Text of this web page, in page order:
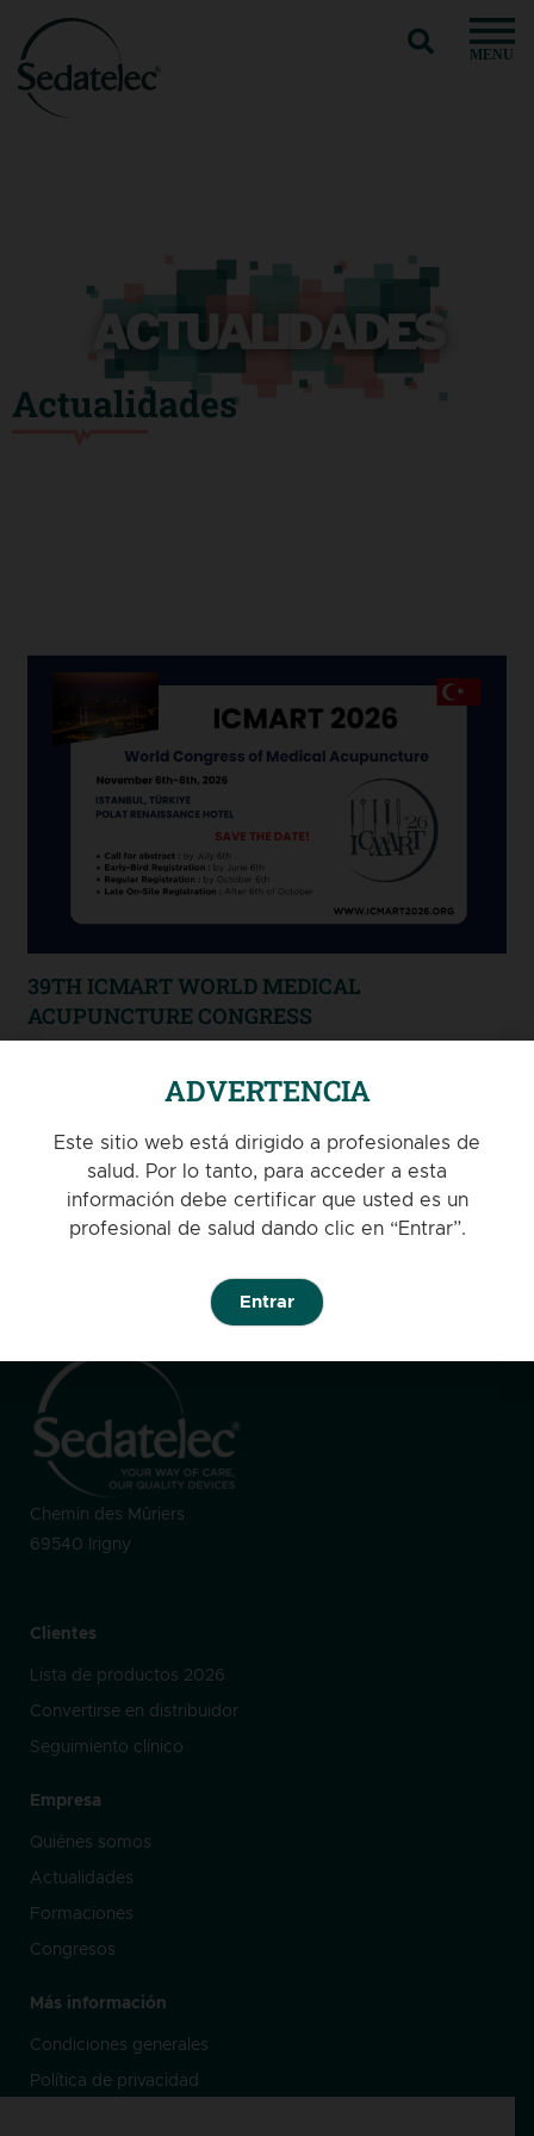
MENU
Actualidades
39TH ICMART WORLD MEDICAL
ACUPUNCTURE CONGRESS
will take place in November 2026 in Istanbul, TÜRKIYE.
Leer más >
Chemin des Mûriers
69540 Irigny
Clientes
Lista de productos 2026
Convertirse en distribuidor
Seguimiento clínico
Empresa
Quiénes somos
Actualidades
Formaciones
Congresos
Más información
Condiciones generales
Política de privacidad
ADVERTENCIA
Este sitio web está dirigido a profesionales de
salud. Por lo tanto, para acceder a esta
información debe certificar que usted es un
profesional de salud dando clic en “Entrar”.
Entrar